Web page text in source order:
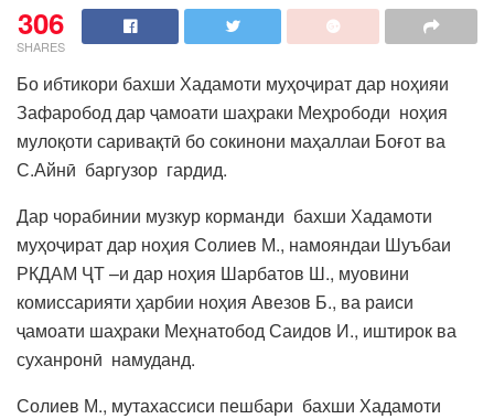
306
SHARES
Бо ибтикори бахши Хадамоти муҳоҷират дар ноҳияи
Зафаробод дар ҷамоати шаҳраки Меҳрободи ноҳия
мулоқоти саривақтӣ бо сокинони маҳаллаи Боғот ва
С.Айнӣ баргузор гардид.
Дар чорабинии музкур корманди бахши Хадамоти
муҳоҷират дар ноҳия Солиев М., намояндаи Шуъбаи
РКДАМ ҶТ –и дар ноҳия Шарбатов Ш., муовини
комиссарияти ҳарбии ноҳия Авезов Б., ва раиси
ҷамоати шаҳраки Меҳнатобод Саидов И., иштирок ва
суханронӣ намуданд.
Солиев М., мутахассиси пешбари бахши Хадамоти